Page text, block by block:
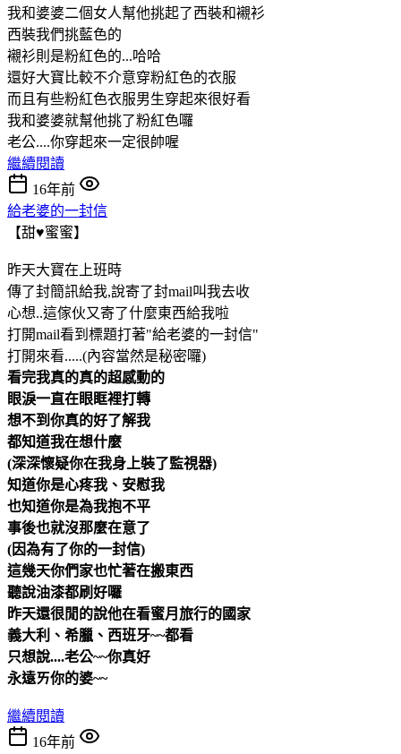
我和婆婆二個女人幫他挑起了西裝和襯衫
西裝我們挑藍色的
襯衫則是粉紅色的...哈哈
還好大寶比較不介意穿粉紅色的衣服
而且有些粉紅色衣服男生穿起來很好看
我和婆婆就幫他挑了粉紅色囉
老公....你穿起來一定很帥喔
繼續閱讀
16年前
給老婆的一封信
【甜♥蜜蜜】
昨天大寶在上班時
傳了封簡訊給我,說寄了封mail叫我去收
心想..這傢伙又寄了什麼東西給我啦
打開mail看到標題打著"給老婆的一封信"
打開來看.....(內容當然是秘密囉)
看完我真的真的超感動的
眼淚一直在眼眶裡打轉
想不到你真的好了解我
都知道我在想什麼
(深深懷疑你在我身上裝了監視器)
知道你是心疼我、安慰我
也知道你是為我抱不平
事後也就沒那麼在意了
(因為有了你的一封信)
這幾天你們家也忙著在搬東西
聽說油漆都刷好囉
昨天還很閒的說他在看蜜月旅行的國家
義大利、希臘、西班牙~~都看
只想說....老公~~你真好
永遠ㄞ你的婆~~
繼續閱讀
16年前